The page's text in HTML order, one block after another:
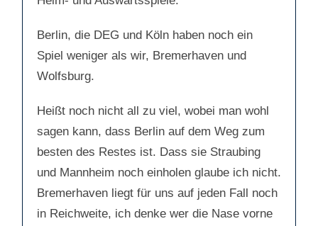
Berlin, die DEG und Köln haben noch ein
Spiel weniger als wir, Bremerhaven und
Wolfsburg.
Heißt noch nicht all zu viel, wobei man wohl
sagen kann, dass Berlin auf dem Weg zum
besten des Restes ist. Dass sie Straubing
und Mannheim noch einholen glaube ich nicht.
Bremerhaven liegt für uns auf jeden Fall noch
in Reichweite, ich denke wer die Nase vorne